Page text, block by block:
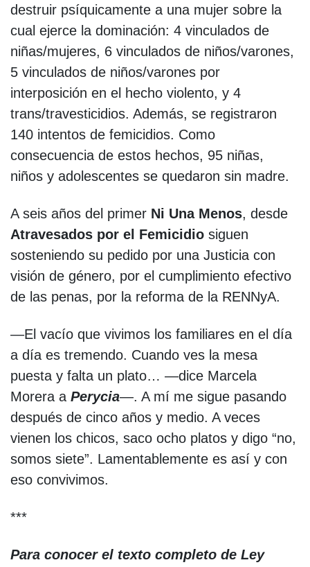
destruir psíquicamente a una mujer sobre la
cual ejerce la dominación: 4 vinculados de
niñas/mujeres, 6 vinculados de niños/varones,
5 vinculados de niños/varones por
interposición en el hecho violento, y 4
trans/travesticidios. Además, se registraron
140 intentos de femicidios. Como
consecuencia de estos hechos, 95 niñas,
niños y adolescentes se quedaron sin madre.
A seis años del primer Ni Una Menos, desde
Atravesados por el Femicidio siguen
sosteniendo su pedido por una Justicia con
visión de género, por el cumplimiento efectivo
de las penas, por la reforma de la RENNyA.
—El vacío que vivimos los familiares en el día
a día es tremendo. Cuando ves la mesa
puesta y falta un plato… —dice Marcela
Morera a Perycia—. A mí me sigue pasando
después de cinco años y medio. A veces
vienen los chicos, saco ocho platos y digo “no,
somos siete”. Lamentablemente es así y con
eso convivimos.
***
Para conocer el texto completo de Ley